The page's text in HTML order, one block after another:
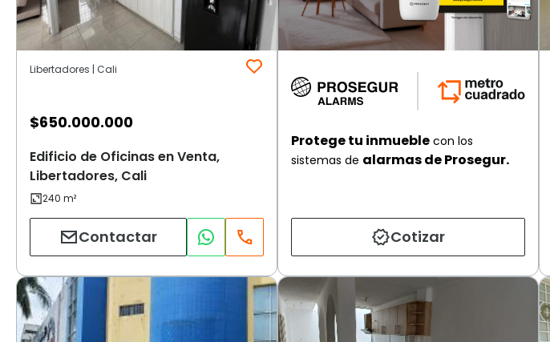
Libertadores | Cali
$650.000.000
Edificio de Oficinas en Venta,
Libertadores, Cali
Contactar
Protege tu inmueble con los
sistemas de alarmas de Prosegur.
Cotizar